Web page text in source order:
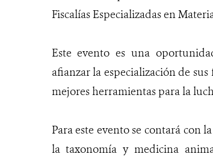
Fiscalías Especializadas en
Este evento es una
afianzar la especialización de
mejores herramientas para la
Para este evento se contará con
la taxonomía y medicina